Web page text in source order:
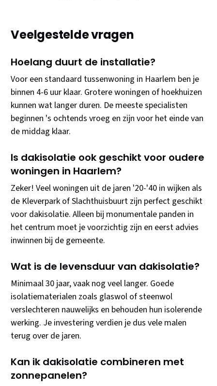
Veelgestelde vragen
Hoelang duurt de installatie?
Voor een standaard tussenwoning in Haarlem ben je
binnen 4-6 uur klaar. Grotere woningen of hoekhuizen
kunnen wat langer duren. De meeste specialisten
beginnen 's ochtends vroeg en zijn voor het einde van
de middag klaar.
Is dakisolatie ook geschikt voor oudere
woningen in Haarlem?
Zeker! Veel woningen uit de jaren '20-'40 in wijken als
de Kleverpark of Slachthuisbuurt zijn perfect geschikt
voor dakisolatie. Alleen bij monumentale panden in
het centrum moet je voorzichtig zijn en eerst advies
inwinnen bij de gemeente.
Wat is de levensduur van dakisolatie?
Minimaal 30 jaar, vaak nog veel langer. Goede
isolatiematerialen zoals glaswol of steenwol
verslechteren nauwelijks en behouden hun isolerende
werking. Je investering verdien je dus vele malen
terug over de jaren.
Kan ik dakisolatie combineren met
zonnepanelen?